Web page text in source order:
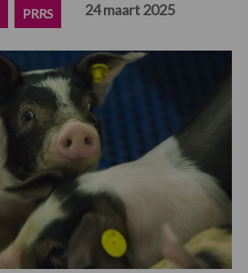
PRRS 24 maart 2025